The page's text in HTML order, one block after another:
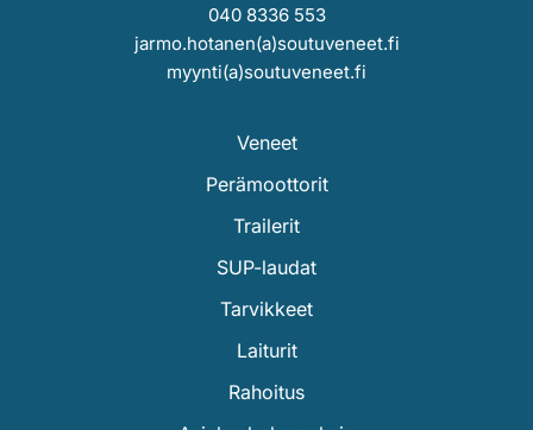
040 8336 553
jarmo.hotanen(a)soutuveneet.fi
myynti(a)soutuveneet.fi
Veneet
Perämoottorit
Trailerit
SUP-laudat
Tarvikkeet
Laiturit
Rahoitus